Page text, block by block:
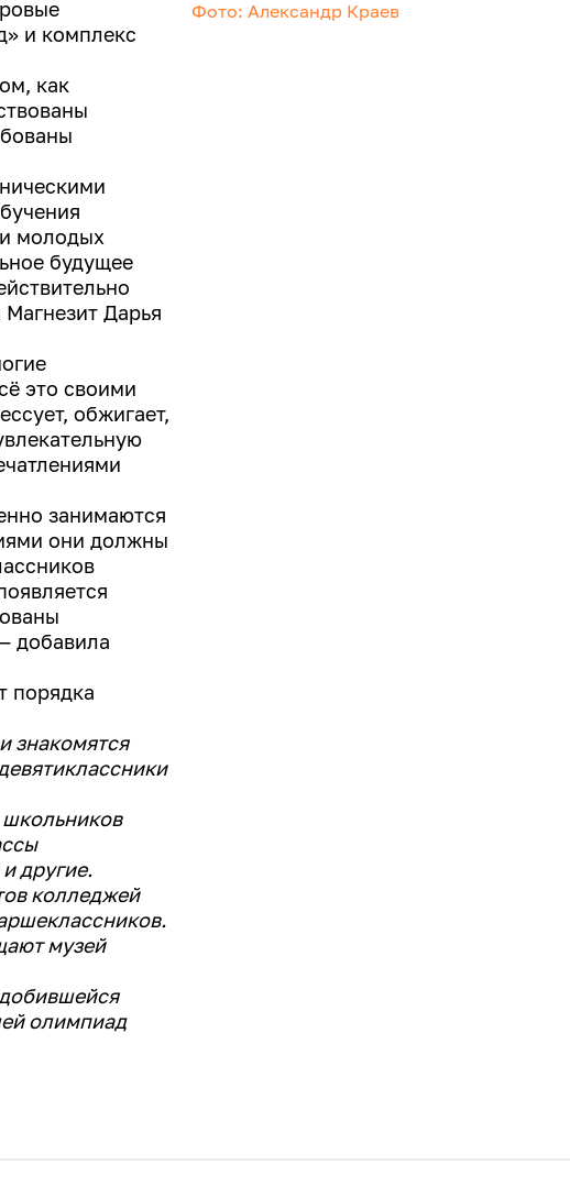
и комплекс
как
молодых
будущее
Дарья
это своими
обжигает,
занимаются
они должны
добавила
порядка
знакомятся
другие.
колледжей
музей
олимпиад
Фото: Александр Краев